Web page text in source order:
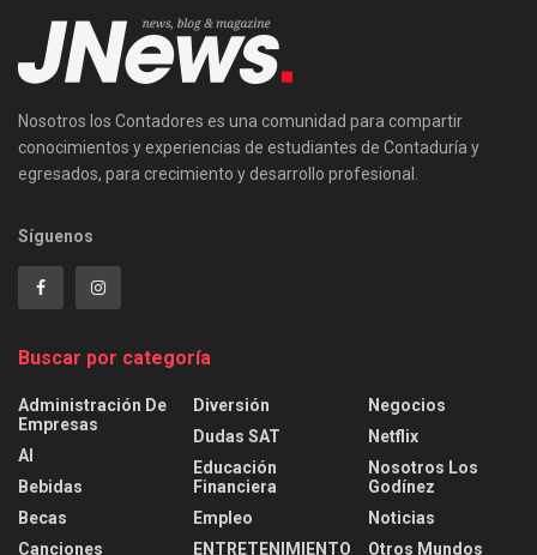
Nosotros los Contadores es una comunidad para compartir
conocimientos y experiencias de estudiantes de Contaduría y
egresados, para crecimiento y desarrollo profesional.
Síguenos
Buscar por categoría
Administración De
Empresas
AI
Bebidas
Becas
Canciones
Diversión
Dudas SAT
Educación
Financiera
Empleo
ENTRETENIMIENTO
Negocios
Netflix
Nosotros Los
Godínez
Noticias
Otros Mundos